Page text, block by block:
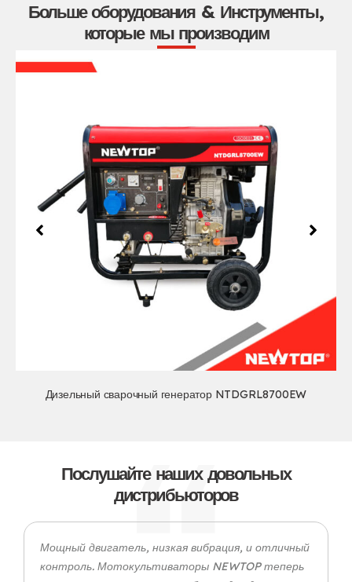
Больше оборудования & Инструменты,
которые мы производим
Дизельный сварочный генератор NTDGRL8700EW
Послушайте наших довольных
дистрибьюторов
Мощный двигатель, низкая вибрация, и отличный
контроль. Мотокультиваторы NEWTOP теперь